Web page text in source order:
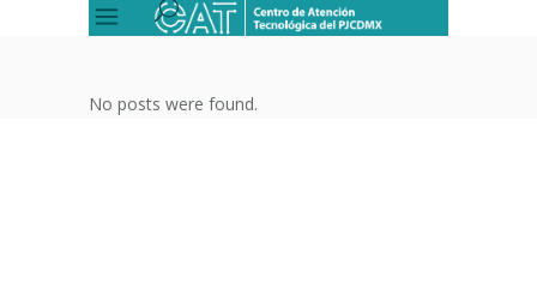
No posts were found.